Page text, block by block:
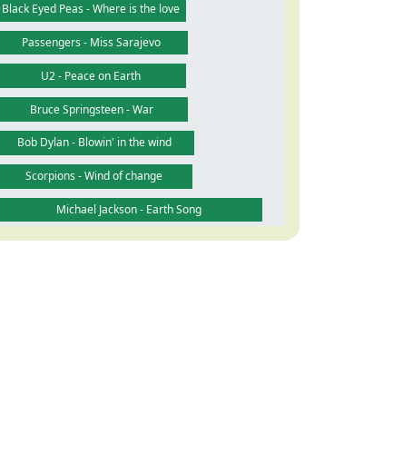
Black Eyed Peas - Where is the love
Passengers - Miss Sarajevo
U2 - Peace on Earth
Bruce Springsteen - War
Bob Dylan - Blowin' in the wind
Scorpions - Wind of change
Michael Jackson - Earth Song